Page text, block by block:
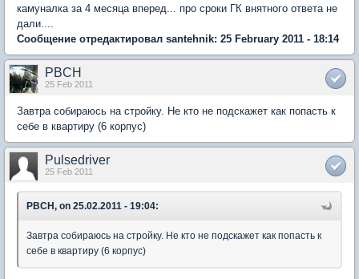
камуналка за 4 месяца вперед... про сроки ГК внятного ответа не
дали....
Сообщение отредактировал santehnik: 25 February 2011 - 18:14
PBCH
25 Feb 2011
Завтра собираюсь на стройку. Не кто не подскажет как попасть к
себе в квартиру (6 корпус)
Pulsedriver
25 Feb 2011
PBCH, on 25.02.2011 - 19:04:
Завтра собираюсь на стройку. Не кто не подскажет как попасть к
себе в квартиру (6 корпус)